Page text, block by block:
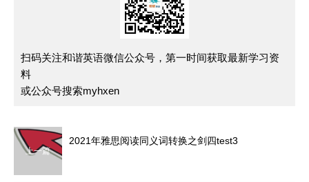
扫码关注和谐英语微信公众号，第一时间获取最新学习资
料
或公众号搜索myhxen
上一篇
2021年雅思阅读同义词转换之剑四test3